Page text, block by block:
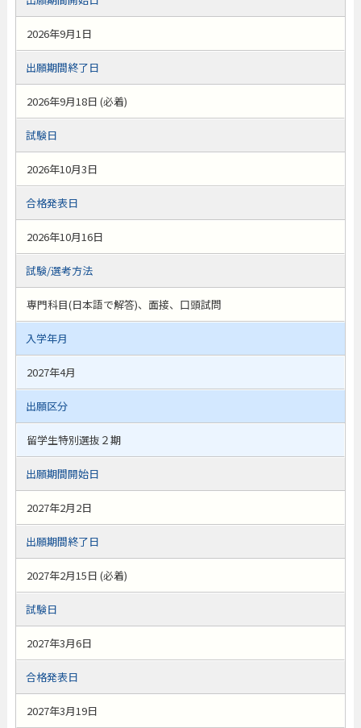
2026年9月1日
出願期間終了日
2026年9月18日 (必着)
試験日
2026年10月3日
合格発表日
2026年10月16日
試験/選考方法
専門科目(日本語で解答)、面接、口頭試問
入学年月
2027年4月
出願区分
留学生特別選抜２期
出願期間開始日
2027年2月2日
出願期間終了日
2027年2月15日 (必着)
試験日
2027年3月6日
合格発表日
2027年3月19日